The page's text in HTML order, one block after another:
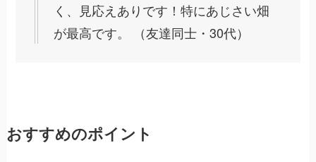
く、見応えありです！特にあじさい畑
が最高です。 （友達同士・30代）
おすすめのポイント